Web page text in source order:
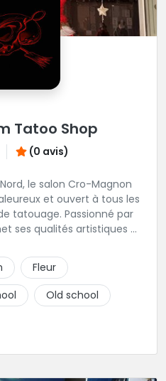
Tatoo Shop
(0 avis)
le salon Cro-Magnon
et ouvert à tous les
tatouage. Passionné par
ses qualités artistiques à
Fleur
Old school